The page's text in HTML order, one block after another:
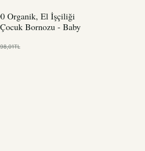
Organik, El İşçiliği
Bornozu - Baby